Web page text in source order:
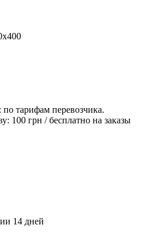
тарифам перевозчика.
100 грн /бесплатно на заказы
14 дней